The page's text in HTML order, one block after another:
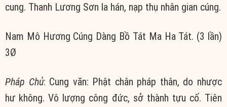
cung. Thanh Lương Sơn la hán, nạp thụ nhân gian cúng.
Nam Mô Hương Cúng Dàng Bồ Tát Ma Ha Tát. (3 lần)
3Ø
Pháp Chủ: Cung văn: Phật chân pháp thân, do nhược
hư không. Vô lượng công đức, sở thành tựu cố. Tiên